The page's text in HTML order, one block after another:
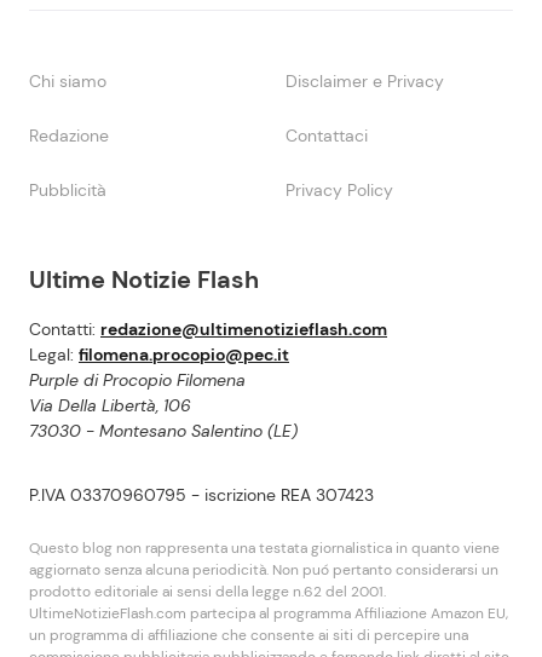
Ultime Notizie Flash
Contatti: redazione@ultimenotizieflash.com
Legal: filomena.procopio@pec.it
Purple di Procopio Filomena
Via Della Libertà, 106
73030 - Montesano Salentino (LE)
P.IVA 03370960795 - iscrizione REA 307423
Questo blog non rappresenta una testata giornalistica in quanto viene
aggiornato senza alcuna periodicità. Non puó pertanto considerarsi un
prodotto editoriale ai sensi della legge n.62 del 2001.
UltimeNotizieFlash.com partecipa al programma Affiliazione Amazon EU,
un programma di affiliazione che consente ai siti di percepire una
Chi siamo Disclaimer e Privacy
Redazione Contattaci
Pubblicità Privacy Policy